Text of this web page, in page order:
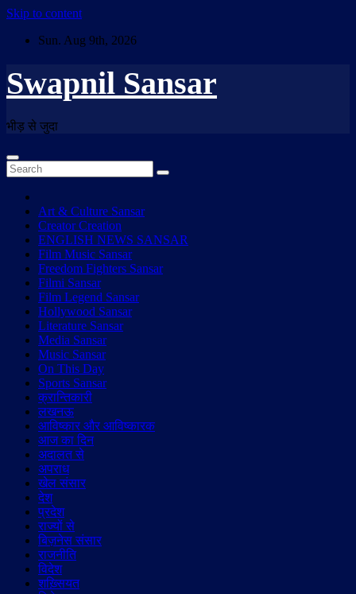
Skip to content
Sun. Aug 9th, 2026
Swapnil Sansar
भीड़ से जुदा
Art & Culture Sansar
Creator Creation
ENGLISH NEWS SANSAR
Film Music Sansar
Freedom Fighters Sansar
Filmi Sansar
Film Legend Sansar
Hollywood Sansar
Literature Sansar
Media Sansar
Music Sansar
On This Day
Sports Sansar
क्रान्तिकारी
लखनऊ
आविष्कार और आविष्कारक
आज का दिन
अदालत से
अपराध
खेल संसार
देश
प्रदेश
राज्यों से
बिज़नेस संसार
राजनीति
विदेश
शख़्सियत